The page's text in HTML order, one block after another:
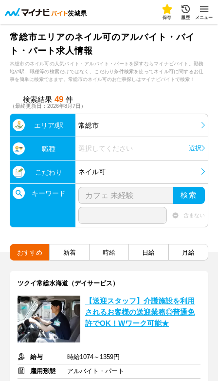
茨城県
保存 履歴 メニュー
常総市エリアのネイル可のアルバイト・バイ
ト・パート求人情報
常総市のネイル可の人気バイト・アルバイト・パートを探すならマイナビバイト。勤務
地や駅、職種等の検索だけではなく、こだわり条件検索を使ってネイル可に関するお仕
事を簡単に検索できます。常総市のネイル可のお仕事探しはマイナビバイトで検索！
検索結果 49 件
（最終更新日：2026年8月7日）
エリア/駅 常総市
職種 選択してください 選択
こだわり ネイル可
キーワード 検索
含まない
おすすめ 新着 時給 日給 月給
ツクイ常総水海道（デイサービス）
【送迎スタッフ】介護施設を利用
されるお客様の送迎業務◎普通免
許でOK！Wワーク可能★
給与
時給1074～1359円
雇用形態
アルバイト・パート